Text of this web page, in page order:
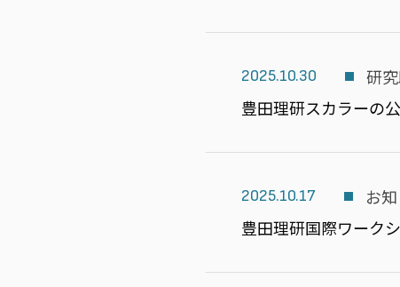
2025.10.30
研
豊田理研スカラーの
2025.10.17
お
豊田理研国際ワーク